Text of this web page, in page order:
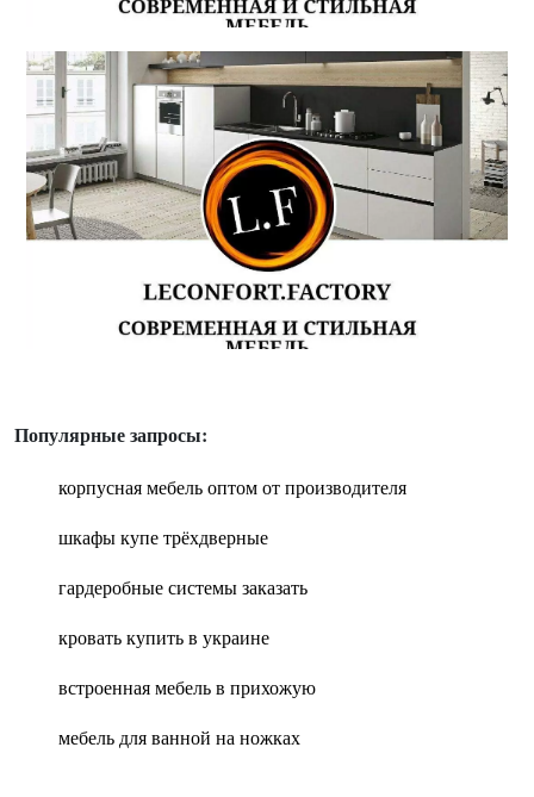
Популярные запросы:
корпусная мебель оптом от производителя
шкафы купе трёхдверные
гардеробные системы заказать
кровать купить в украине
встроенная мебель в прихожую
мебель для ванной на ножках